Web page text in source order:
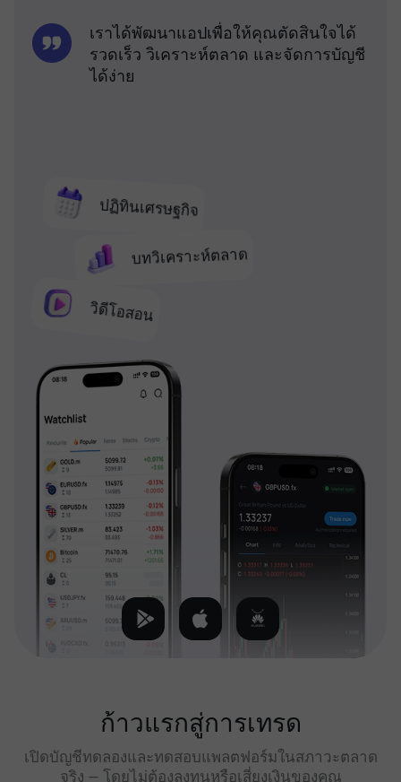
ปฏิทินเศรษฐกิจ
บทวิเคราะห์ตลาด
วิดีโอสอน
เราได้พัฒนาแอปเพื่อให้คุณตัดสินใจได้
รวดเร็ว วิเคราะห์ตลาด และจัดการบัญชี
ได้ง่าย
ก้าวแรกสู่การเทรด
เปิดบัญชีทดลองและทดสอบแพลตฟอร์มในสภาวะตลาด
จริง — โดยไม่ต้องลงทุนหรือเสี่ยงเงินของคุณ